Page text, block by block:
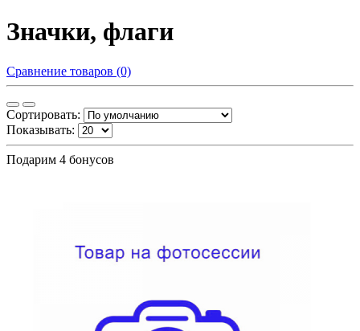
Значки, флаги
Сравнение товаров (0)
Сортировать:
Показывать:
Подарим 4 бонусов